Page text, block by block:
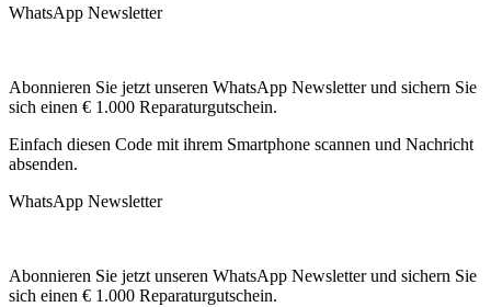
WhatsApp Newsletter
Abonnieren Sie jetzt unseren WhatsApp Newsletter und sichern Sie
sich einen € 1.000 Reparaturgutschein.
Einfach diesen Code mit ihrem Smartphone scannen und Nachricht
absenden.
WhatsApp Newsletter
Abonnieren Sie jetzt unseren WhatsApp Newsletter und sichern Sie
sich einen € 1.000 Reparaturgutschein.